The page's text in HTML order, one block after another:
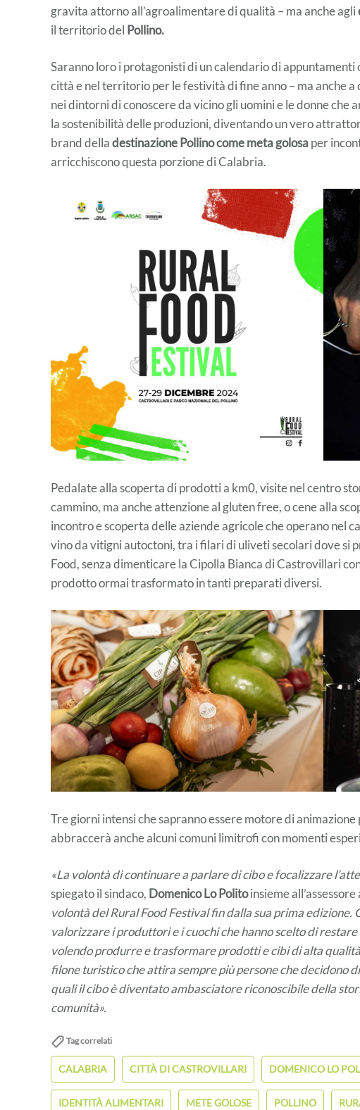
gravita attorno all’agroalimentare di qualità – ma anche agli
il territorio del Pollino.
Saranno loro i protagonisti di un calendario di
città e nel territorio per le festività di fine anno – ma anche
nei dintorni di conoscere da vicino gli uomini e le donne che
la sostenibilità delle produzioni, diventando un vero
brand delladestinazione Pollino come meta golosaper
arricchiscono questa porzione di Calabria.
Pedalate alla scoperta di prodotti a km0, visite nel centro
cammino, ma anche attenzione al gluten free, o cene alla
incontro e scoperta delle aziende agricole che operano nel
vino da vitigni autoctoni, tra i filari di uliveti secolari dove si
Food, senza dimenticare la Cipolla Bianca di Castrovillari
prodotto ormai trasformato in tanti preparati diversi.
Tre giorni intensi che sapranno essere motore di
abbraccerà anche alcuni comuni limitrofi con momenti
«La volontà di continuare a parlare di cibo e focalizzare
spiegato il sindaco, Domenico Lo Politoinsieme
volontà del Rural Food Festival fin dalla sua prima edizione.
valorizzare i produttori e i cuochi che hanno scelto di
volendo produrre e trasformare prodotti e cibi di alta
filone turistico che attira sempre più persone che
quali il cibo è diventato ambasciatore riconoscibile della
comunità».
Tag correlati
CALABRIA CITTÀ DI CASTROVILLARI DOMENICO LO
IDENTITÀ ALIMENTARI METE GOLOSE POLLINO